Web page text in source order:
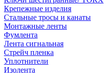
Крепежные изделия
Стальные тросы и канаты
Монтажные ленты
Фумлента
Лента сигнальная
Стрейч пленка
Уплотнители
Изолента